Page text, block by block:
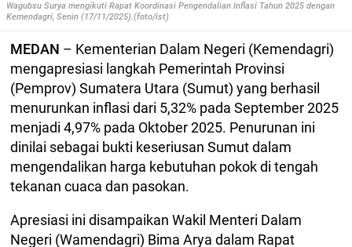
Wagubsu Surya mengikuti Rapat Koordinasi Pengendalian Inflasi Tahun 2025 dengan
Kemendagri, Senin (17/11/2025).(foto/ist)
MEDAN – Kementerian Dalam Negeri (Kemendagri)
mengapresiasi langkah Pemerintah Provinsi
(Pemprov) Sumatera Utara (Sumut) yang berhasil
menurunkan inflasi dari 5,32% pada September 2025
menjadi 4,97% pada Oktober 2025. Penurunan ini
dinilai sebagai bukti keseriusan Sumut dalam
mengendalikan harga kebutuhan pokok di tengah
tekanan cuaca dan pasokan.
Apresiasi ini disampaikan Wakil Menteri Dalam
Negeri (Wamendagri) Bima Arya dalam Rapat